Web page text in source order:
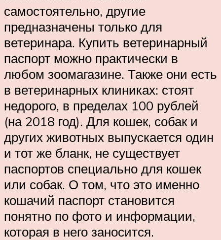
самостоятельно, другие
предназначены только для
ветеринара. Купить ветеринарный
паспорт можно практически в
любом зоомагазине. Также они есть
в ветеринарных клиниках: стоят
недорого, в пределах 100 рублей
(на 2018 год). Для кошек, собак и
других животных выпускается один
и тот же бланк, не существует
паспортов специально для кошек
или собак. О том, что это именно
кошачий паспорт становится
понятно по фото и информации,
которая в него заносится.